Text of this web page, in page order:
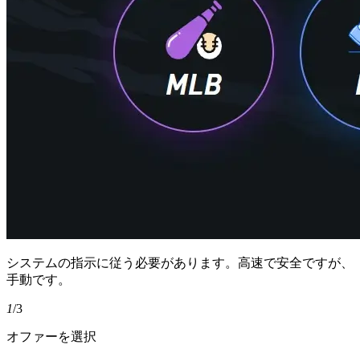
システムの指示に従う必要があります。高速で安全ですが、
手動です。
1/3
オファーを選択